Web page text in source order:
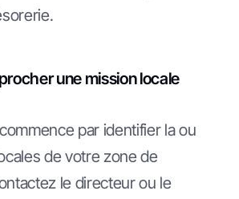
une mission locale
par identifier la ou
de votre zone de
le directeur ou le